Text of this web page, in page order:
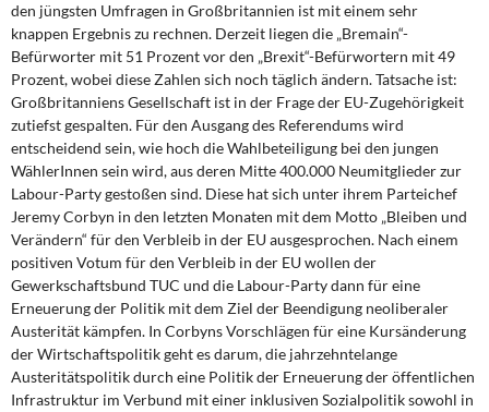
den jüngsten Umfragen in Großbritannien ist mit einem sehr
knappen Ergebnis zu rechnen. Derzeit liegen die „Bremain“-
Befürworter mit 51 Prozent vor den „Brexit“-Befürwortern mit 49
Prozent, wobei diese Zahlen sich noch täglich ändern. Tatsache ist:
Großbritanniens Gesellschaft ist in der Frage der EU-Zugehörigkeit
zutiefst gespalten. Für den Ausgang des Referendums wird
entscheidend sein, wie hoch die Wahlbeteiligung bei den jungen
WählerInnen sein wird, aus deren Mitte 400.000 Neumitglieder zur
Labour-Party gestoßen sind. Diese hat sich unter ihrem Parteichef
Jeremy Corbyn in den letzten Monaten mit dem Motto „Bleiben und
Verändern“ für den Verbleib in der EU ausgesprochen. Nach einem
positiven Votum für den Verbleib in der EU wollen der
Gewerkschaftsbund TUC und die Labour-Party dann für eine
Erneuerung der Politik mit dem Ziel der Beendigung neoliberaler
Austerität kämpfen. In Corbyns Vorschlägen für eine Kursänderung
der Wirtschaftspolitik geht es darum, die jahrzehntelange
Austeritätspolitik durch eine Politik der Erneuerung der öffentlichen
Infrastruktur im Verbund mit einer inklusiven Sozialpolitik sowohl in